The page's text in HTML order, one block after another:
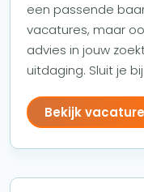
een passende
vacatures, maar
advies in jouw
uitdaging. Sluit je bij
Bekijk vacature